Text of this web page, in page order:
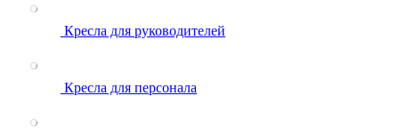
Кресла для руководителей
Кресла для персонала